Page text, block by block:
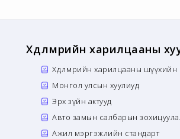
Хөдөлмөрийн харилцааны
Хөдөлмөрийн харилцааны
Монгол улсын хуулиуд
Эрх зүйн актууд
Авто замын салбарын
Ажил мэргэжлийн стандарт